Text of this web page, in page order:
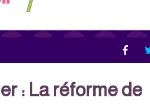
: La réforme de